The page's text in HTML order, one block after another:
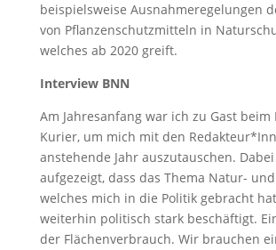
beispielsweise Ausnahmeregelungen
von Pflanzenschutzmitteln in
welches ab 2020 greift.
Interview BNN
Am Jahresanfang war ich zu Gast beim
Kurier, um mich mit den
anstehende Jahr auszutauschen.
aufgezeigt, dass das Thema Natur-
welches mich in die Politik gebracht
weiterhin politisch stark beschäftigt.
der Flächenverbrauch. Wir brauchen